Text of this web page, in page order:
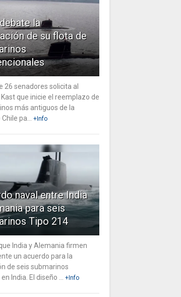
la
de su flota de
26 senadores solicita al
que inicie el reemplazo de
más antiguos de la
pa...
+Info
naval entre India
para seis
Tipo 214
India y Alemania firmen
un acuerdo para la
de seis submarinos
India. El diseño ...
+Info